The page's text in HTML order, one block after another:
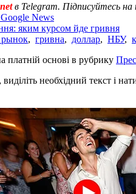
в Telegram. Підписуйтесь
News
яким курсом йде гривня
, гривна, доллар, НБУ,
платній основі в рубрику
необхідний текст і